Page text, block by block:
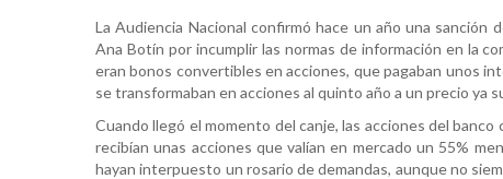
La Audiencia Nacional confirmó hace un año una
Ana Botín por incumplir las normas de información en la
eran bonos convertibles en acciones, que pagaban unos
se transformaban en acciones al quinto año a un precio ya
Cuando llegó el momento del canje, las acciones del
recibían unas acciones que valían en mercado un 55%
hayan interpuesto un rosario de demandas, aunque no